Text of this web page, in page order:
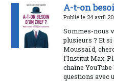
A-t-on
Publié le 24 avril
Sommes-nous
plusieurs ? Et
Moussaïd,
l’Institut Max-
chaîne YouTube
questions avec